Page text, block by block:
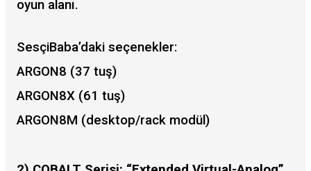
oyun alanı.
SesçiBaba’daki seçenekler:
ARGON8 (37 tuş)
ARGON8X (61 tuş)
ARGON8M (desktop/rack modül)